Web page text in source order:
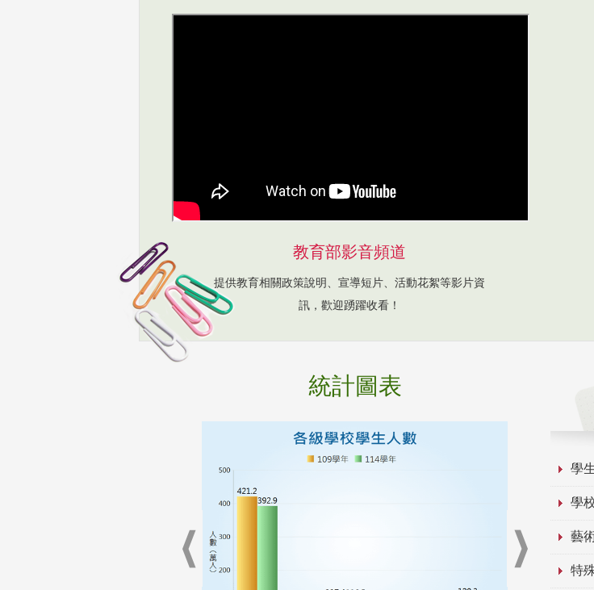
教育部影音頻道
提供教育相關政策說明、宣導短片、活動花絮等影片資
訊，歡迎踴躍收看！
統計圖表
學
學
藝
特